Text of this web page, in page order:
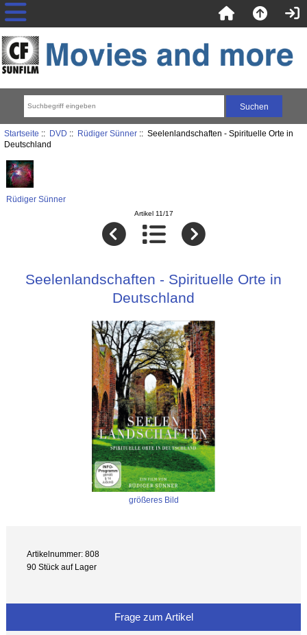
Startseite :: DVD :: Rüdiger Sünner:: Seelenlandschaften - Spirituelle Orte in
Deutschland
Rüdiger Sünner
Artikel 11/17
Seelenlandschaften - Spirituelle Orte in
Deutschland
größeres Bild
Artikelnummer: 808
90 Stück auf Lager
Frage zum Artikel